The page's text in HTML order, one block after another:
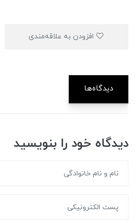
دیدگاه‌ها
دیدگاه خود را بنویسید